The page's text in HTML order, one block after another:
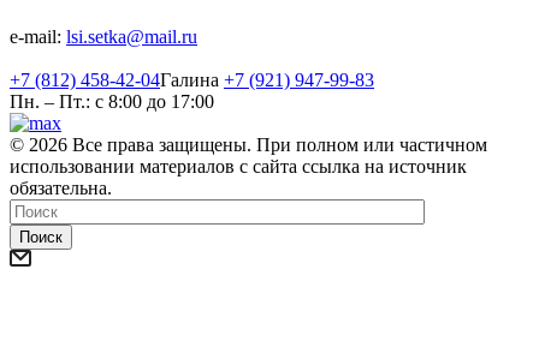
e-mail: lsi.setka@mail.ru
+7 (812) 458-42-04Галина +7 (921) 947-99-83
Пн. – Пт.: с 8:00 до 17:00
© 2026 Все права защищены. При полном или частичном
использовании материалов с сайта ссылка на источник
обязательна.
Поиск